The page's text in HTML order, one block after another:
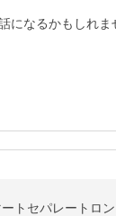
になるかもしれま
トセパレートロ